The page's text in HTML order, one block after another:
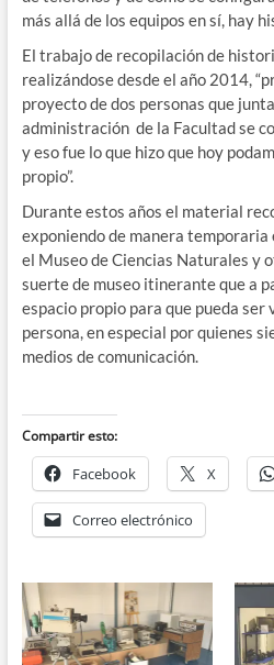
más allá de los equipos en sí, hay
El trabajo de recopilación de
realizándose desde el año 2014,
proyecto de dos personas que
administración de la Facultad se
y eso fue lo que hizo que hoy
propio”.
Durante estos años el material
exponiendo de manera
el Museo de Ciencias Naturales y
suerte de museo itinerante que a
espacio propio para que pueda
persona, en especial por quienes
medios de comunicación.
Compartir esto:
Facebook X
Correo electrónico